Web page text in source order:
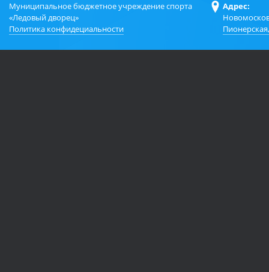
Муниципальное бюджетное учреждение спорта
«Ледовый дворец»
Политика конфидециальности
Адрес: